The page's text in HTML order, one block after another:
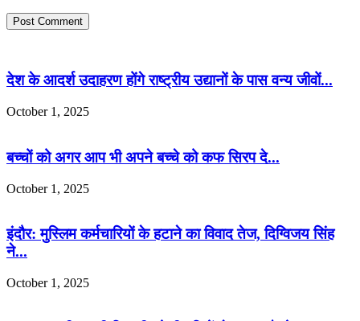
देश के आदर्श उदाहरण होंगे राष्ट्रीय उद्यानों के पास वन्य जीवों...
October 1, 2025
बच्चों को अगर आप भी अपने बच्चे को कफ सिरप दे...
October 1, 2025
इंदौर: मुस्लिम कर्मचारियों के हटाने का विवाद तेज, दिग्विजय सिंह
ने...
October 1, 2025